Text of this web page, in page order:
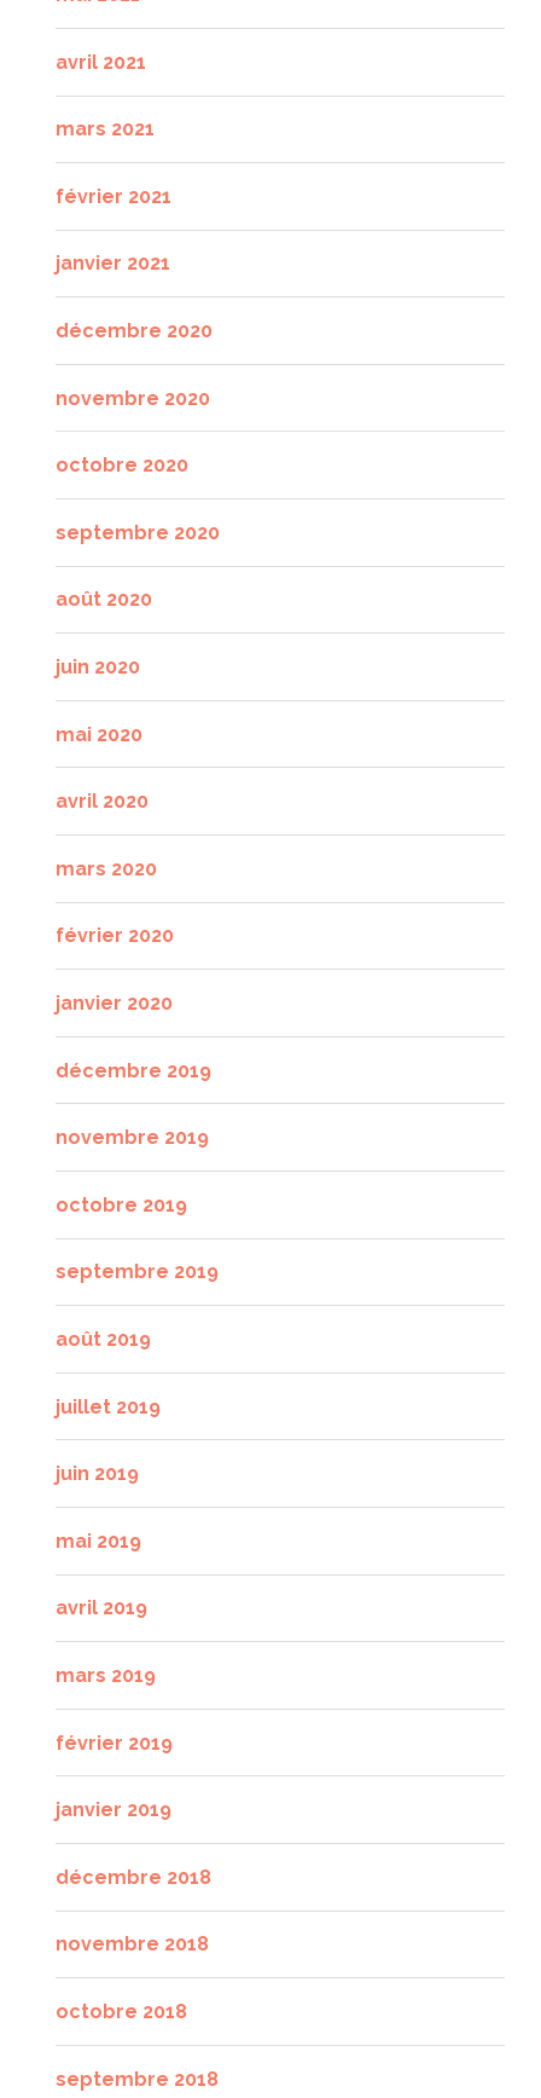
avril 2021
mars 2021
février 2021
janvier 2021
décembre 2020
novembre 2020
octobre 2020
septembre 2020
août 2020
juin 2020
mai 2020
avril 2020
mars 2020
février 2020
janvier 2020
décembre 2019
novembre 2019
octobre 2019
septembre 2019
août 2019
juillet 2019
juin 2019
mai 2019
avril 2019
mars 2019
février 2019
janvier 2019
décembre 2018
novembre 2018
octobre 2018
septembre 2018